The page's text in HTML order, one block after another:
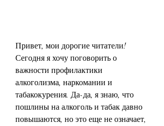
Привет, мои дорогие читатели!
Сегодня я хочу поговорить о
важности профилактики
алкоголизма, наркомании и
табакокурения. Да-да, я знаю, что
пошлины на алкоголь и табак давно
повышаются, но это еще не означает,